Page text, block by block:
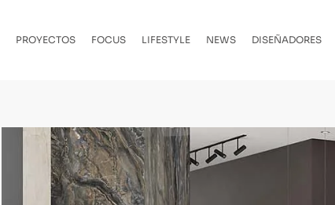
PROYECTOS FOCUS LIFESTYLE NEWS DISEÑADORES